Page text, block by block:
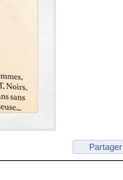
Partager